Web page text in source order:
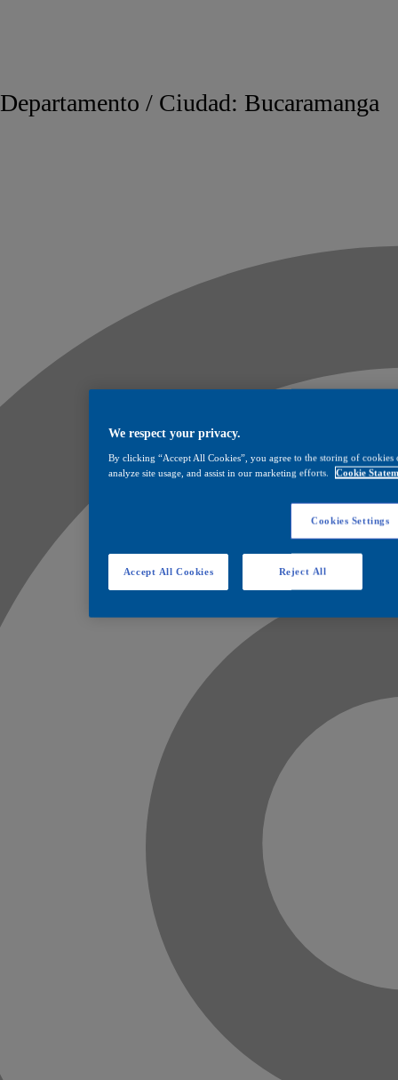
Departamento / Ciudad: Bucaramanga
We respect your privacy.
By clicking “Accept All Cookies”, you agree to the storing of
analyze site usage, and assist in our marketing efforts.
Cookie
Cookies Settings
Reject All
Accept All Cookies